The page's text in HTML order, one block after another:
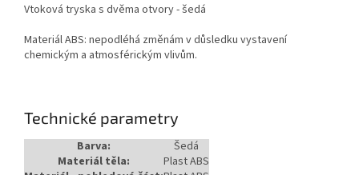
Vtoková tryska s dvěma otvory - šedá
Materiál ABS: nepodléhá změnám v důsledku vystavení
chemickým a atmosférickým vlivům.
Technické parametry
Barva:
Šedá
Materiál těla:
Plast ABS